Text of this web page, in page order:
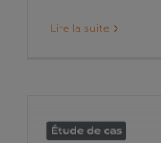
Lire la suite